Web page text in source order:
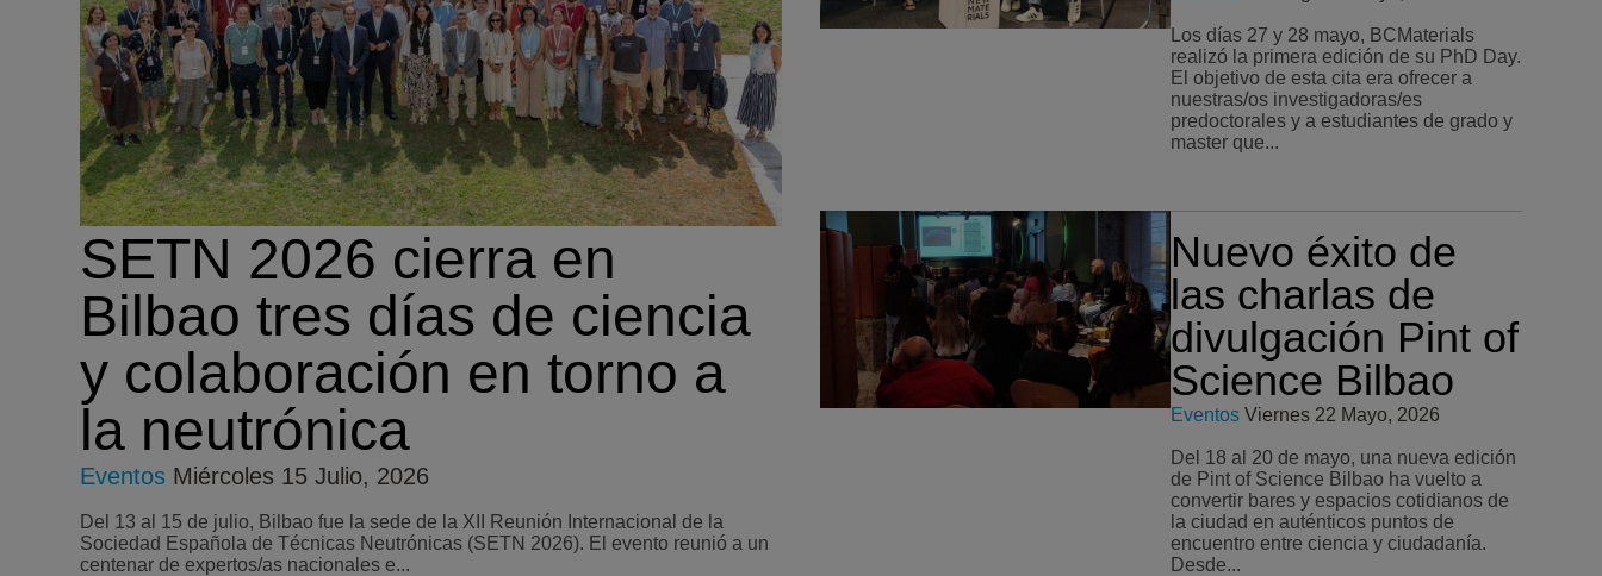
SETN 2026 cierra en
Bilbao tres días de ciencia
y colaboración en torno a
la neutrónica
Eventos Miércoles 15 Julio, 2026
Del 13 al 15 de julio, Bilbao fue la sede de la XII Reunión Internacional de la
Sociedad Española de Técnicas Neutrónicas (SETN 2026). El evento reunió a un
centenar de expertos/as nacionales e...
Los días 27 y 28 mayo, BCMaterials
realizó la primera edición de su PhD Day.
El objetivo de esta cita era ofrecer a
nuestras/os investigadoras/es
predoctorales y a estudiantes de grado y
master que...
Nuevo éxito de
las charlas de
divulgación Pint of
Science Bilbao
Eventos Viernes 22 Mayo, 2026
Del 18 al 20 de mayo, una nueva edición
de Pint of Science Bilbao ha vuelto a
convertir bares y espacios cotidianos de
la ciudad en auténticos puntos de
encuentro entre ciencia y ciudadanía.
Desde...